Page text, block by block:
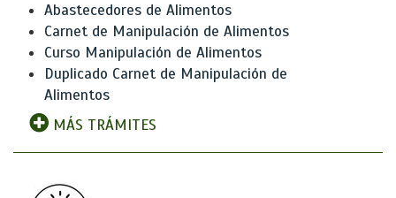
Abastecedores de Alimentos
Carnet de Manipulación de Alimentos
Curso Manipulación de Alimentos
Duplicado Carnet de Manipulación de
Alimentos
MÁS TRÁMITES